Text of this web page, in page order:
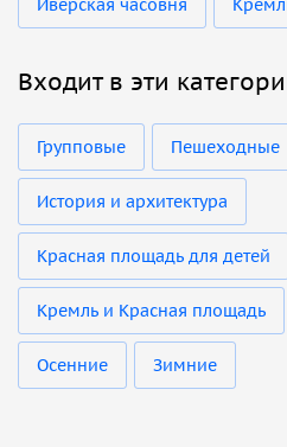
Иверская часовня
Входит в эти
Групповые Пешеходные
История и архитектура
Красная площадь для детей
Кремль и Красная площадь
Осенние Зимние